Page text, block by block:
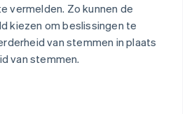
vermelden. Zo kunnen de
kiezen om beslissingen te
van stemmen in plaats
van stemmen.